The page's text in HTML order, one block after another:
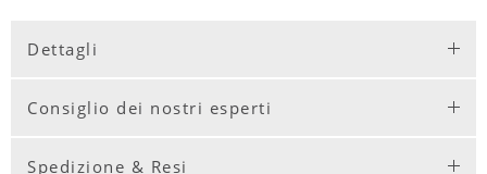
Dettagli
Consiglio dei nostri esperti
Spedizione & Resi